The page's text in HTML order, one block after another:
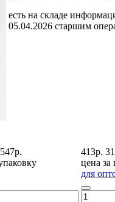
есть на складе
05.04.2026 старшим
413р.
цена за
для